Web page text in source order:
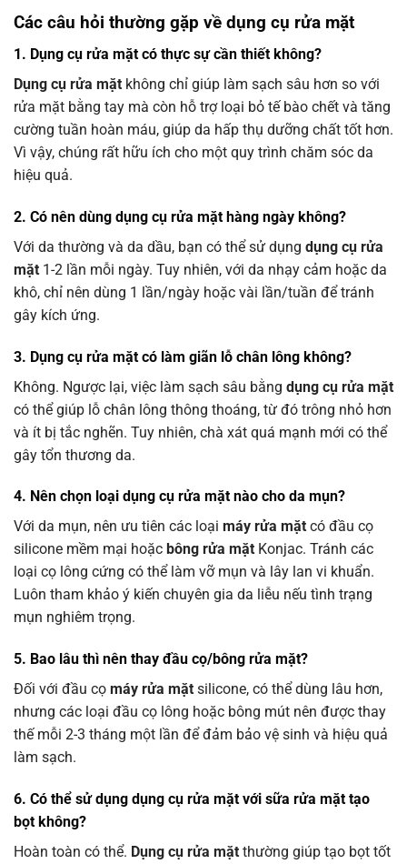
Các câu hỏi thường gặp về dụng cụ rửa mặt
1. Dụng cụ rửa mặt có thực sự cần thiết không?
Dụng cụ rửa mặt không chỉ giúp làm sạch sâu hơn so với
rửa mặt bằng tay mà còn hỗ trợ loại bỏ tế bào chết và tăng
cường tuần hoàn máu, giúp da hấp thụ dưỡng chất tốt hơn.
Vì vậy, chúng rất hữu ích cho một quy trình chăm sóc da
hiệu quả.
2. Có nên dùng dụng cụ rửa mặt hàng ngày không?
Với da thường và da dầu, bạn có thể sử dụng dụng cụ rửa
mặt 1-2 lần mỗi ngày. Tuy nhiên, với da nhạy cảm hoặc da
khô, chỉ nên dùng 1 lần/ngày hoặc vài lần/tuần để tránh
gây kích ứng.
3. Dụng cụ rửa mặt có làm giãn lỗ chân lông không?
Không. Ngược lại, việc làm sạch sâu bằng dụng cụ rửa mặt
có thể giúp lỗ chân lông thông thoáng, từ đó trông nhỏ hơn
và ít bị tắc nghẽn. Tuy nhiên, chà xát quá mạnh mới có thể
gây tổn thương da.
4. Nên chọn loại dụng cụ rửa mặt nào cho da mụn?
Với da mụn, nên ưu tiên các loại máy rửa mặt có đầu cọ
silicone mềm mại hoặc bông rửa mặt Konjac. Tránh các
loại cọ lông cứng có thể làm vỡ mụn và lây lan vi khuẩn.
Luôn tham khảo ý kiến chuyên gia da liễu nếu tình trạng
mụn nghiêm trọng.
5. Bao lâu thì nên thay đầu cọ/bông rửa mặt?
Đối với đầu cọ máy rửa mặt silicone, có thể dùng lâu hơn,
nhưng các loại đầu cọ lông hoặc bông mút nên được thay
thế mỗi 2-3 tháng một lần để đảm bảo vệ sinh và hiệu quả
làm sạch.
6. Có thể sử dụng dụng cụ rửa mặt với sữa rửa mặt tạo
bọt không?
Hoàn toàn có thể. Dụng cụ rửa mặt thường giúp tạo bọt tốt